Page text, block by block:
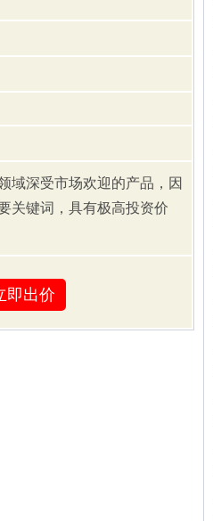
域深受市场欢迎的产品，因
关键词，具有极高投资价